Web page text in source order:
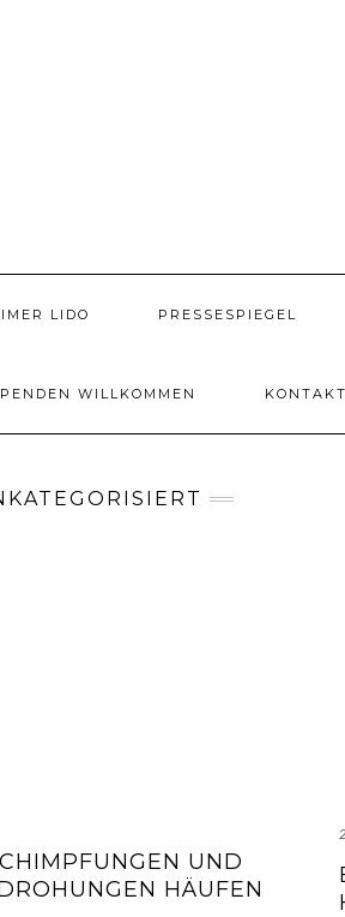
LIDO PRESSESPIEGEL
WILLKOMMEN KONTAKT
UND
HÄUFEN